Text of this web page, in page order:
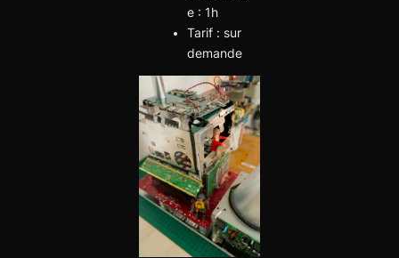
e : 1h
Tarif : sur
demande